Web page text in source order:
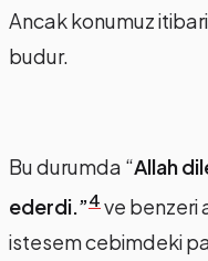
Ancak konumuz
budur.
Bu durumda “Allah
ederdi.”4 ve benzeri
istesem cebimdeki